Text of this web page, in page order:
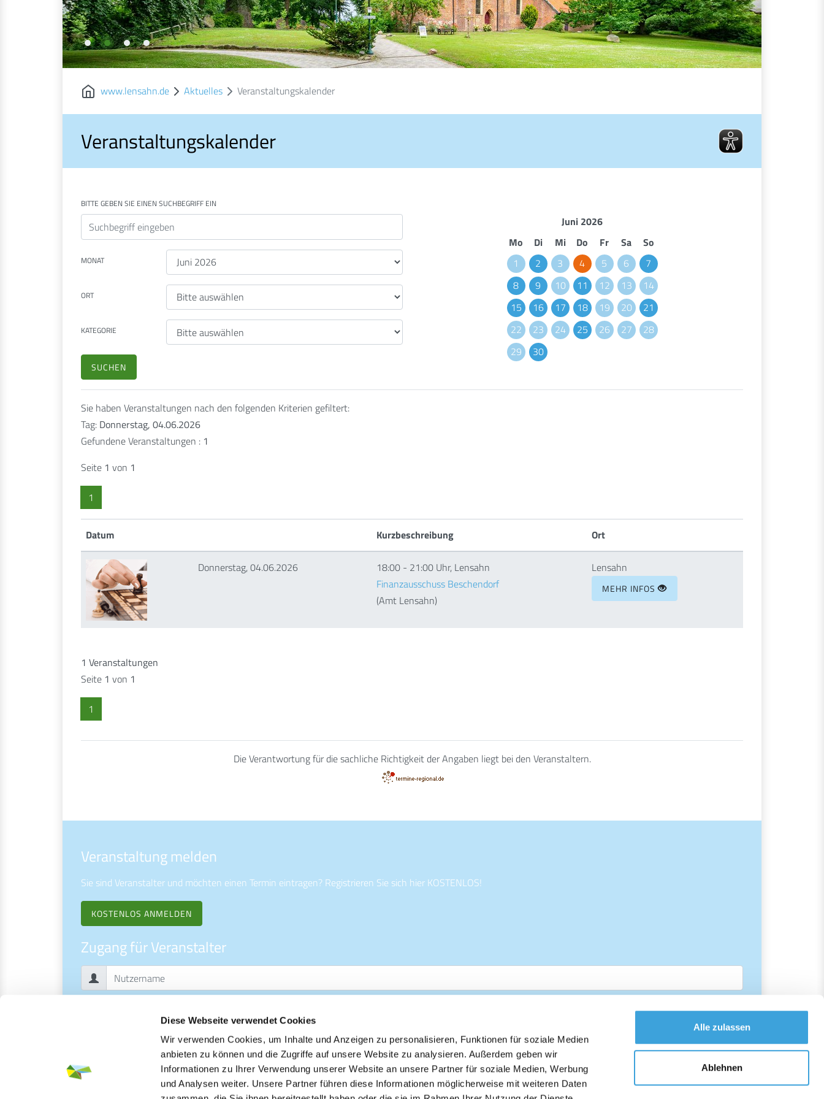
Diese Webseite verwendet Cookies
Wir verwenden Cookies, um Inhalte und Anzeigen zu personalisieren, Funktionen für soziale Medien
anbieten zu können und die Zugriffe auf unsere Website zu analysieren. Außerdem geben wir
Informationen zu Ihrer Verwendung unserer Website an unsere Partner für soziale Medien, Werbung
und Analysen weiter. Unsere Partner führen diese Informationen möglicherweise mit weiteren Daten
Alle zulassen
Ablehnen
www.lensahn.de Aktuelles Veranstaltungskalender
Veranstaltungskalender
Juni 2026
Mo
Di Mi Do Fr Sa
So
1
2 3 4 5 6
7
8
9 10 11 12 13
14
15
16 17 18 19 20
21
22
23 24 25 26 27
28
29
30
BITTE GEBEN SIE EINEN SUCHBEGRIFF EIN
MONAT
ORT
KATEGORIE
Sie haben Veranstaltungen nach den folgenden Kriterien gefiltert:
Tag: Donnerstag, 04.06.2026
Gefundene Veranstaltungen : 1
Seite 1 von 1
1
Datum Kurzbeschreibung Ort
Donnerstag, 04.06.2026
18:00 - 21:00 Uhr, Lensahn
Finanzausschuss Beschendorf
(Amt Lensahn)
Lensahn
MEHR INFOS
1 Veranstaltungen
Seite 1 von 1
1
Die Verantwortung für die sachliche Richtigkeit der Angaben liegt bei den Veranstaltern.
Veranstaltung melden
Sie sind Veranstalter und möchten einen Termin eintragen? Registrieren Sie sich hier KOSTENLOS!
KOSTENLOS ANMELDEN
Zugang für Veranstalter
PASSWORT VERGESSEN?